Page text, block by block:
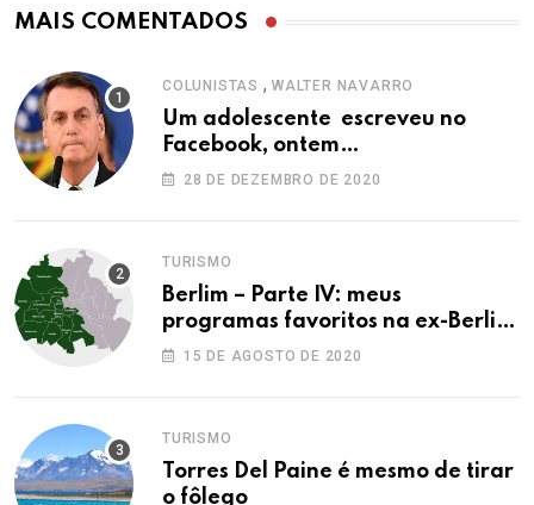
MAIS COMENTADOS
COLUNISTAS , WALTER NAVARRO
Um adolescente escreveu no
Facebook, ontem…
28 DE DEZEMBRO DE 2020
TURISMO
Berlim – Parte IV: meus
programas favoritos na ex-Berlim
Ocidental
15 DE AGOSTO DE 2020
TURISMO
Torres Del Paine é mesmo de tirar
o fôlego